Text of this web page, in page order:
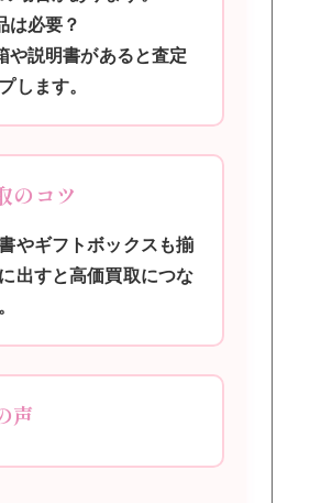
は必要？
や説明書があると査定
します。
のコツ
やギフトボックスも揃
出すと高価買取につな
声